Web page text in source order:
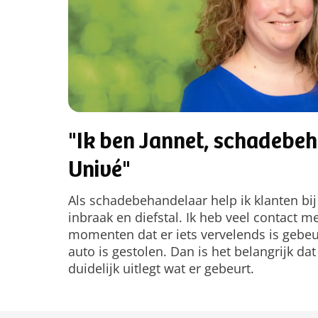
"Ik ben Jannet,
Univé"
Als schadebehandelaar help ik klanten
inbraak en diefstal. Ik heb veel contact
momenten dat er iets vervelends is
auto is gestolen. Dan is het belangrijk
duidelijk uitlegt wat er gebeurt.